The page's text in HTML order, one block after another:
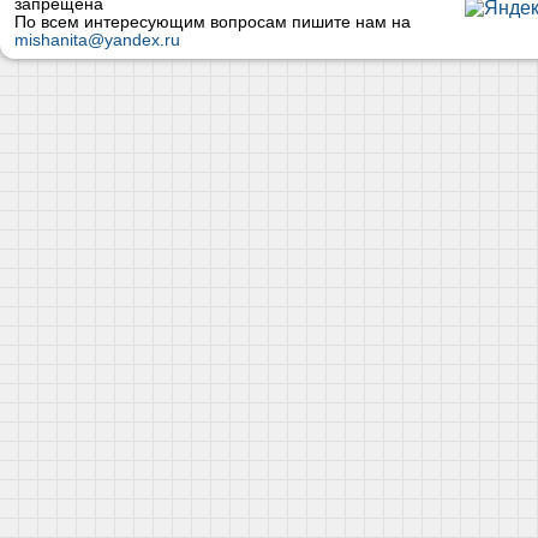
запрещена
По всем интересующим вопросам пишите нам на
mishanita@yandex.ru